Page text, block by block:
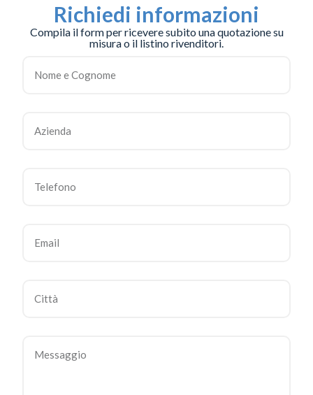
Richiedi informazioni
Compila il form per ricevere subito una quotazione su
misura o il listino rivenditori.